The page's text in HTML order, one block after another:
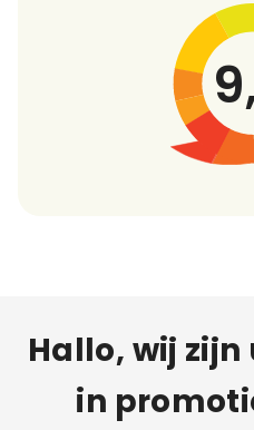
Hallo, wij
in